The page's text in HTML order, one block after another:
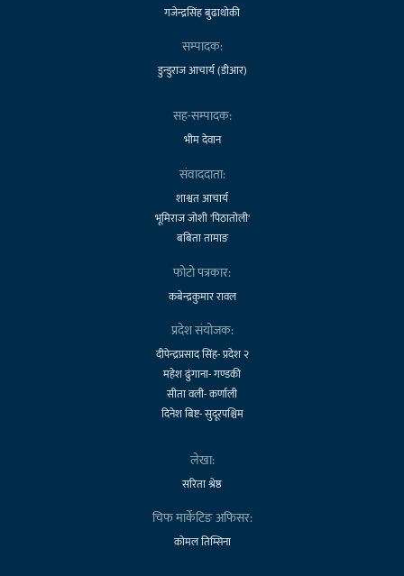
गजेन्द्रसिंह बुढाथोकी
सम्पादक:
डुन्डुराज आचार्य (डीआर)
सह-सम्पादक:
भीम देवान
संवाददाता:
शाश्वत आचार्य
भूमिराज जोशी 'पिठातोली'
बबिता तामाङ
फोटो पत्रकार:
कबेन्द्रकुमार रावल
प्रदेश संयोजक:
दीपेन्द्रप्रसाद सिंह- प्रदेश २
महेश ढुंगाना- गण्डकी
सीता वली- कर्णाली
दिनेश बिष्ट- सुदूरपश्चिम
लेखा:
सरिता श्रेष्ठ
चिफ मार्केटिङ अफिसर:
कोमल तिम्सिना